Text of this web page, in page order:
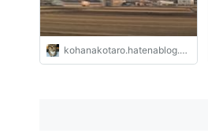
kohanakotaro.hatenablog.com